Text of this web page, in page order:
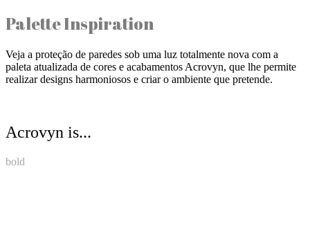
Palette Inspiration
Veja a proteção de paredes sob uma luz totalmente nova com a
paleta atualizada de cores e acabamentos Acrovyn, que lhe permite
realizar designs harmoniosos e criar o ambiente que pretende.
Acrovyn is...
bold